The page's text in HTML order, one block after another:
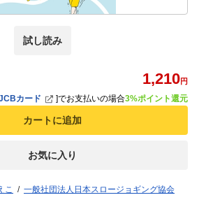
試し読み
1,210円
カード ]でお支払いの場合3%ポイント還元
カートに追加
お気に入り
こ
一般社団法人日本スロージョギング協会